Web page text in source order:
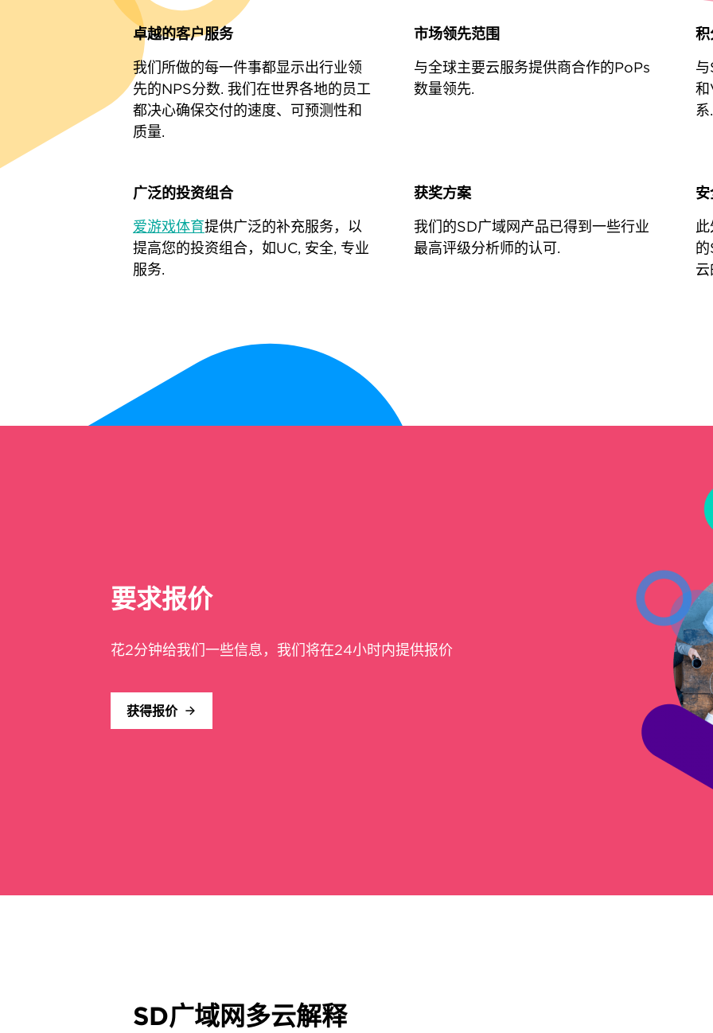
卓越的客户服务
我们所做的每一件事都显示出行业领
先的NPS分数. 我们在世界各地的员工
都决心确保交付的速度、可预测性和
质量.
市场领先范围
与全球主要云服务提供商合作的PoPs
数量领先.
积
系.
广泛的投资组合
爱游戏体育提供广泛的补充服务，以
提高您的投资组合，如UC, 安全, 专业
服务.
获奖方案
我们的SD广域网产品已得到一些行业
最高评级分析师的认可.
要求报价
花2分钟给我们一些信息，我们将在24小时内提供报价
获得报价
SD广域网多云解释